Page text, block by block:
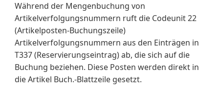
Während der Mengenbuchung von
Artikelverfolgungsnummern ruft die Codeunit 22
(Artikelposten-Buchungszeile)
Artikelverfolgungsnummern aus den Einträgen in
T337 (Reservierungseintrag) ab, die sich auf die
Buchung beziehen. Diese Posten werden direkt in
die Artikel Buch.-Blattzeile gesetzt.